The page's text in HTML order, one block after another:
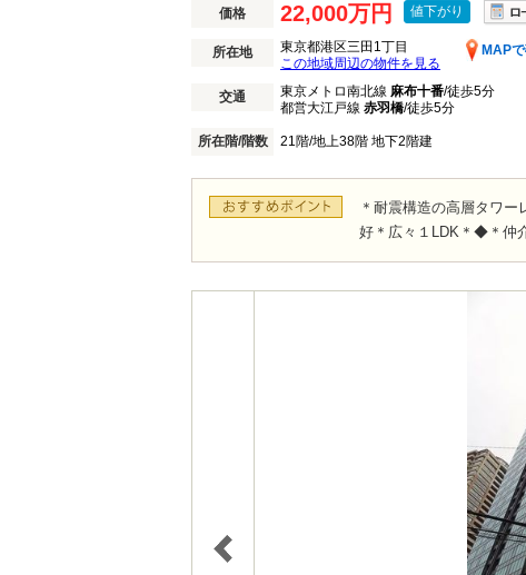
価格 22,000万円 値下がり
所在地 東京都港区三田1丁目
MAP
この地域周辺の物件を見る
交通 東京メトロ南北線 麻布十番/徒歩5分
都営大江戸線 赤羽橋/徒歩5分
所在階/階数 21階/地上38階 地下2階建
＊耐震構造の高層タワ
好＊広々１LDK＊◆＊仲